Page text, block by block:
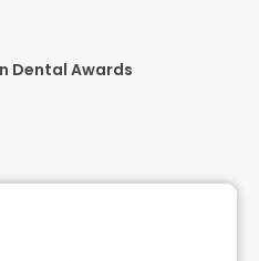
Dental Awards